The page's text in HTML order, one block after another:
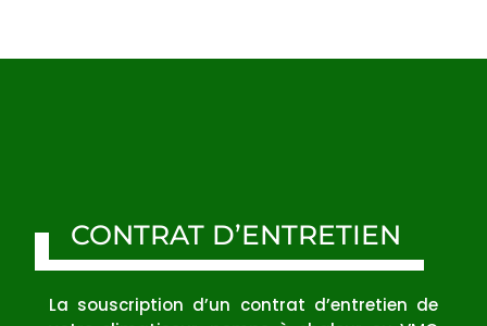
CONTRAT D’ENTRETIEN
La souscription d’un contrat d’entretien de